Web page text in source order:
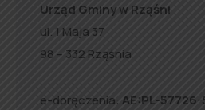
Urząd Gminy w Rząśni
ul. 1 Maja 37
98 – 332 Rząśnia
e-doręczenia: AE:PL-